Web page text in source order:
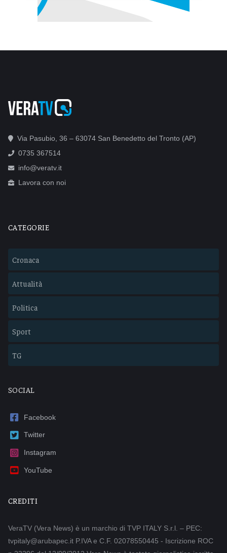
Via Pasubio, 36 – 63074 San Benedetto del Tronto (AP)
0735 367514
info@veratv.it
Lavora con noi
CATEGORIE
Cronaca
Attualità
Politica
Sport
TG
SOCIAL
Facebook
Twitter
Instagram
YouTube
CREDITI
VeraTV (Vera News) è un marchio di TVP ITALY S.r.l. – PEC:
tvpitaly@arubapec.it P.IVA e C.F. 02078550445 - Iscrizione ROC